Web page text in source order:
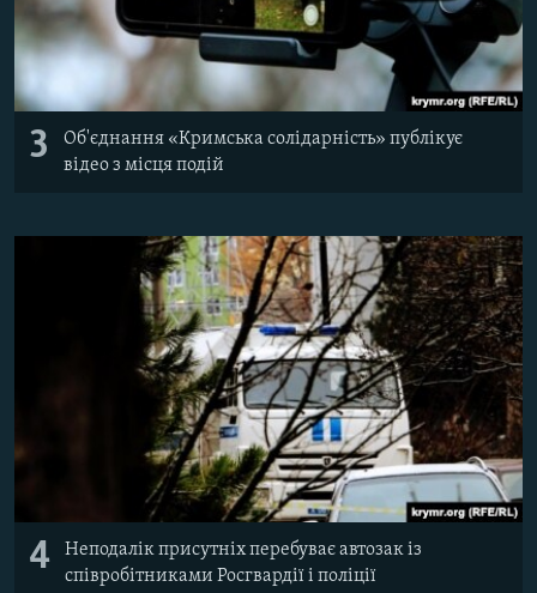
3
Об'єднання «Кримська солідарність» публікує
відео з місця подій
4
Неподалік присутніх перебуває автозак із
співробітниками Росгвардії і поліції